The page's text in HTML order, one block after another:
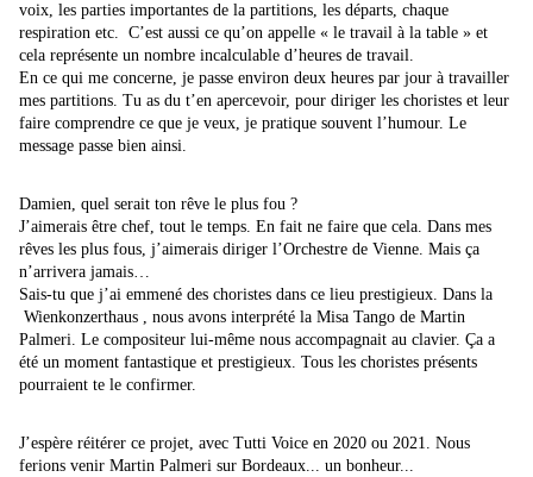
voix, les parties importantes de la partitions, les départs, chaque
respiration etc. C’est aussi ce qu’on appelle « le travail à la table » et
cela représente un nombre incalculable d’heures de travail.
En ce qui me concerne, je passe environ deux heures par jour à travailler
mes partitions. Tu as du t’en apercevoir, pour diriger les choristes et leur
faire comprendre ce que je veux, je pratique souvent l’humour. Le
message passe bien ainsi.
Damien, quel serait ton rêve le plus fou ?
J’aimerais être chef, tout le temps. En fait ne faire que cela. Dans mes
rêves les plus fous, j’aimerais diriger l’Orchestre de Vienne. Mais ça
n’arrivera jamais…
Sais-tu que j’ai emmené des choristes dans ce lieu prestigieux. Dans la
Wienkonzerthaus , nous avons interprété la Misa Tango de Martin
Palmeri. Le compositeur lui-même nous accompagnait au clavier. Ça a
été un moment fantastique et prestigieux. Tous les choristes présents
pourraient te le confirmer.
J’espère réitérer ce projet, avec Tutti Voice en 2020 ou 2021. Nous
ferions venir Martin Palmeri sur Bordeaux... un bonheur...